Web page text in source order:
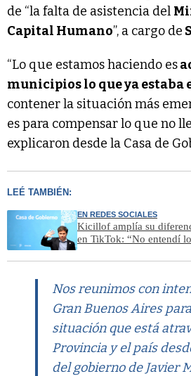
de “la falta de asistencia del
Capital Humano”, a cargo de
“Lo que estamos haciendo es
municipios lo que ya estaba
contener la situación más
es para compensar lo que no
explicaron desde la Casa de
LEÉ TAMBIÉN:
EN REDES SOCIALES
Kicillof amplía su
en TikTok: “No entendí
Nos reunimos con
Gran Buenos Aires
situación que está
Provincia y el país
del gobierno de Javier